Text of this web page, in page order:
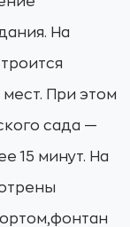
На
При этом
сада —
15 минут. На